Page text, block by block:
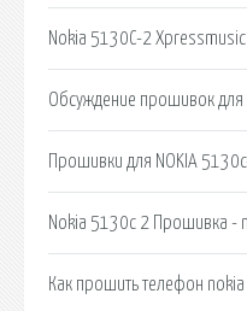
Nokia 5130C-2
Обсуждение прошивок для
Прошивки для NOKIA
Nokia 5130c 2 Прошивка -
Как прошить телефон nokia